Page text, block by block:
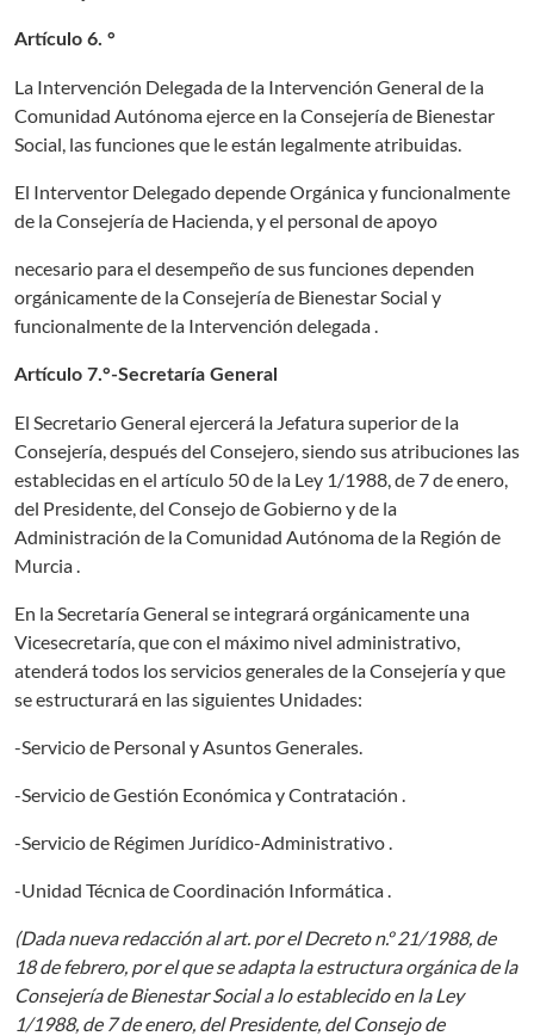
Artículo 6. °
La Intervención Delegada de la Intervención General de la
Comunidad Autónoma ejerce en la Consejería de Bienestar
Social, las funciones que le están legalmente atribuidas.
El Interventor Delegado depende Orgánica y funcionalmente
de la Consejería de Hacienda, y el personal de apoyo
necesario para el desempeño de sus funciones dependen
orgánicamente de la Consejería de Bienestar Social y
funcionalmente de la Intervención delegada .
Artículo 7.°-Secretaría General
El Secretario General ejercerá la Jefatura superior de la
Consejería, después del Consejero, siendo sus atribuciones las
establecidas en el artículo 50 de la Ley 1/1988, de 7 de enero,
del Presidente, del Consejo de Gobierno y de la
Administración de la Comunidad Autónoma de la Región de
Murcia .
En la Secretaría General se integrará orgánicamente una
Vicesecretaría, que con el máximo nivel administrativo,
atenderá todos los servicios generales de la Consejería y que
se estructurará en las siguientes Unidades:
-Servicio de Personal y Asuntos Generales.
-Servicio de Gestión Económica y Contratación .
-Servicio de Régimen Jurídico-Administrativo .
-Unidad Técnica de Coordinación Informática .
(Dada nueva redacción al art. por el Decreto n.º 21/1988, de
18 de febrero, por el que se adapta la estructura orgánica de la
Consejería de Bienestar Social a lo establecido en la Ley
1/1988, de 7 de enero, del Presidente, del Consejo de